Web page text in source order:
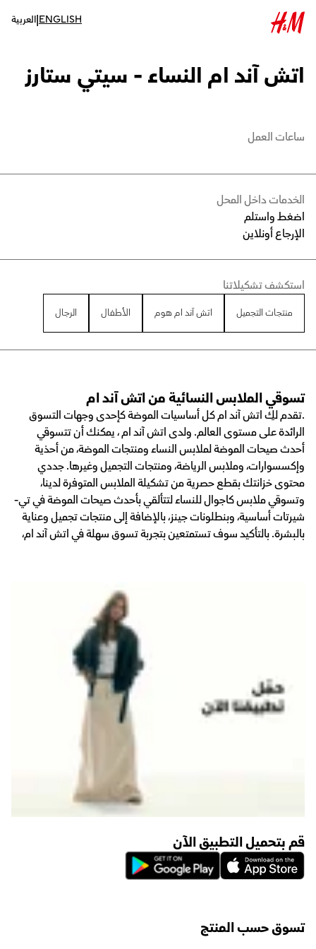
ENGLISH
|العربية
اتش آند ام النساء - سيتي ستارز
الخدمات داخل المحل
اضغط واستلم
الإرجاع أونلاين
ساعات العمل
استكشف تشكيلاتنا
منتجات التجميل اتش آند ام هوم الأطفال الرجال
تسوقي الملابس النسائية من اتش آند ام
.تقدم لكِ اتش آند ام كل أساسيات الموضة كإحدى وجهات التسوق
الرائدة على مستوى العالم. ولدى اتش آند ام ، يمكنك أن تتسوقي
أحدث صيحات الموضة لملابس النساء ومنتجات الموضة، من أحذية
وإكسسوارات، وملابس الرياضة، ومنتجات التجميل وغيرها. جددي
محتوى خزانتك بقطع حصرية من تشكيلة الملابس المتوفرة لدينا،
وتسوقي ملابس كاجوال للنساء لتتألقي بأحدث صيحات الموضة في تي-
شيرتات أساسية، وبنطلونات جينز، بالإضافة إلى منتجات تجميل وعناية
بالبشرة. بالتأكيد سوف تستمتعين بتجربة تسوق سهلة في اتش آند ام،
قم بتحميل التطبيق الآن
تسوق حسب المنتج